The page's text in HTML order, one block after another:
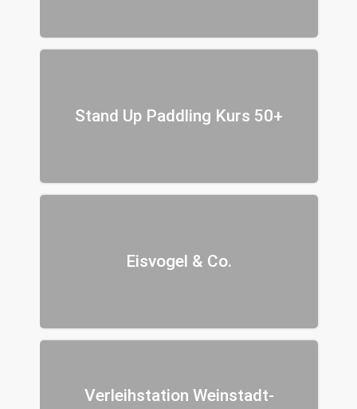
Stand Up Paddling Kurs 50+
Eisvogel & Co.
Verleihstation Weinstadt-